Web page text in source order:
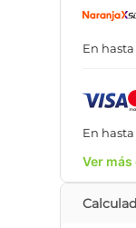
En hasta
En hasta
Ver